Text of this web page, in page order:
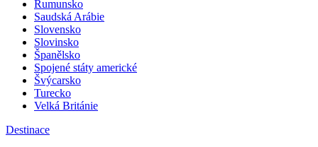
Rumunsko
Saudská Arábie
Slovensko
Slovinsko
Španělsko
Spojené státy americké
Švýcarsko
Turecko
Velká Británie
Destinace